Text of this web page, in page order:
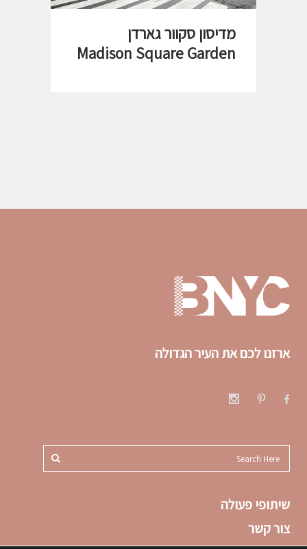
מדיסון סקוור גארדן
Madison Square Garden
ארזנו לכם את העיר הגדולה
שיתופי פעולה
צור קשר